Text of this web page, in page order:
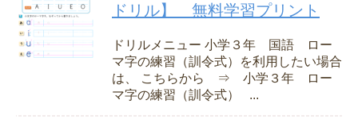
ドリル】 無料学習プリント
ドリルメニュー 小学３年 国語 ロー
マ字の練習（訓令式）を利用したい場合
は、 こちらから ⇒ 小学３年 ロー
マ字の練習（訓令式） ...